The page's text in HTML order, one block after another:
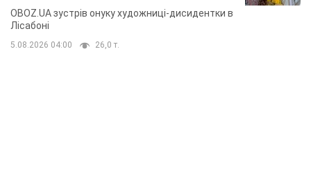
критику Дмитра Стуса та втечу в
Португалію з 5 дітьми
OBOZ.UA зустрів онуку художниці-дисидентки в
Лісабоні
5.08.2026 04:00 26,0 т.